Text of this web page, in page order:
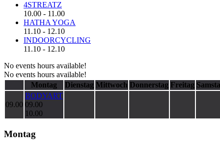
4STREATZ
10.00 - 11.00
HATHA YOGA
11.10 - 12.10
INDOORCYCLING
11.10 - 12.10
No events hours available!
No events hours available!
Montag
Dienstag Mittwoch Donnerstag Freitag
09.00
BODYART
09.00
10.00
Montag